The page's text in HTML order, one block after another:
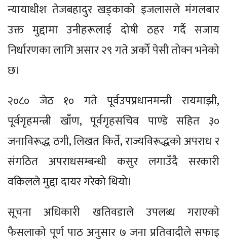
न्यायाधीश तेजबहादुर खड्काको इजलासले मंगलबार
उक्त मुद्दामा उनीहरूलाई दोषी ठहर गर्दै सजाय
निर्धारणका लागि असार २९ गते अर्को पेसी तोक्न भनेको
छ।
२०८० जेठ १० गते पूर्वउपप्रधानमन्त्री रायमाझी,
पूर्वगृहमन्त्री खाँण, पूर्वगृहसचिव पाण्डे सहित ३०
जनाविरूद्ध ठगी, लिखत किर्ते, राज्यविरूद्धको अपराध र
संगठित अपराधसम्बन्धी कसुर लगाउँदै सरकारी
वकिलले मुद्दा दायर गरेको थियो।
सूचना अधिकारी खतिवडाले उपलब्ध गराएको
फैसलाको पूर्ण पाठ अनुसार ७ जना प्रतिवादीले सफाइ